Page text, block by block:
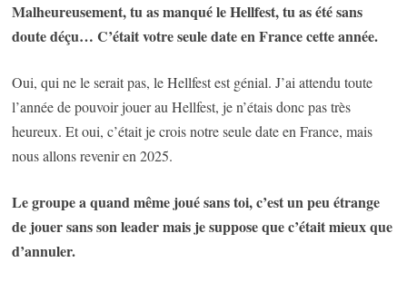
Malheureusement, tu as manqué le Hellfest, tu as été sans
doute déçu… C’était votre seule date en France cette année.
Oui, qui ne le serait pas, le Hellfest est génial. J’ai attendu toute
l’année de pouvoir jouer au Hellfest, je n’étais donc pas très
heureux. Et oui, c’était je crois notre seule date en France, mais
nous allons revenir en 2025.
Le groupe a quand même joué sans toi, c’est un peu étrange
de jouer sans son leader mais je suppose que c’était mieux que
d’annuler.